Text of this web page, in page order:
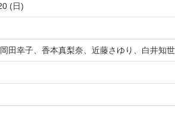
(日)
田幸子、香本真梨奈、近藤さゆり、白井知